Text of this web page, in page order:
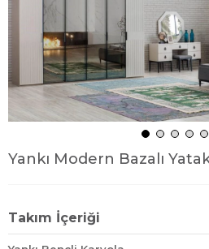
Yankı Modern Bazalı Yatak
Takım İçeriği